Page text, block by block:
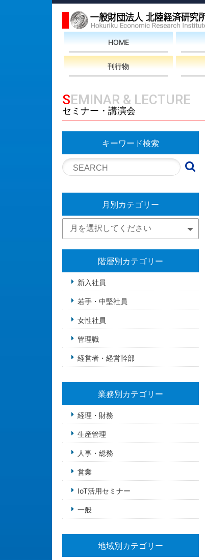
HOME
刊行物
SEMINAR & LECTURE
セミナー・講演会
キーワード検索
月別カテゴリー
階層別カテゴリー
新入社員
若手・中堅社員
女性社員
管理職
経営者・経営幹部
業務別カテゴリー
経理・財務
生産管理
人事・総務
営業
IoT活用セミナー
一般
地域別カテゴリー